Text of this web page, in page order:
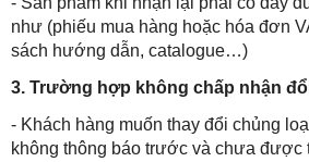
như (phiếu mua hàng hoặc hóa đơn
sách hướng dẫn, catalogue…)
3. Trường hợp không chấp nhận
- Khách hàng muốn thay đổi chủng
không thông báo trước và chưa được